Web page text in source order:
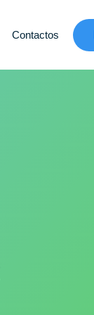
Contactos